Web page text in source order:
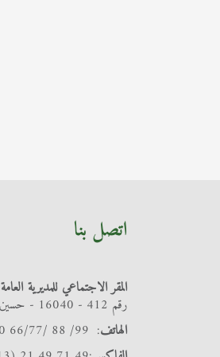
اتصل بنا
المقر الاجتماعي للمديرية العامة
رقم 412 - 16040 - حسين داي (الجزائر)
الهاتف: 99/ 88 /66/77 00 77 21 (213)